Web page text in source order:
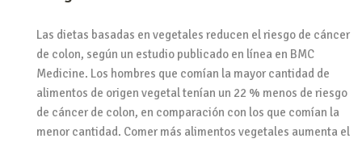
Las dietas basadas en vegetales reducen el riesgo de cáncer
de colon, según un estudio publicado en línea en BMC
Medicine. Los hombres que comían la mayor cantidad de
alimentos de origen vegetal tenían un 22 % menos de riesgo
de cáncer de colon, en comparación con los que comían la
menor cantidad. Comer más alimentos vegetales aumenta el